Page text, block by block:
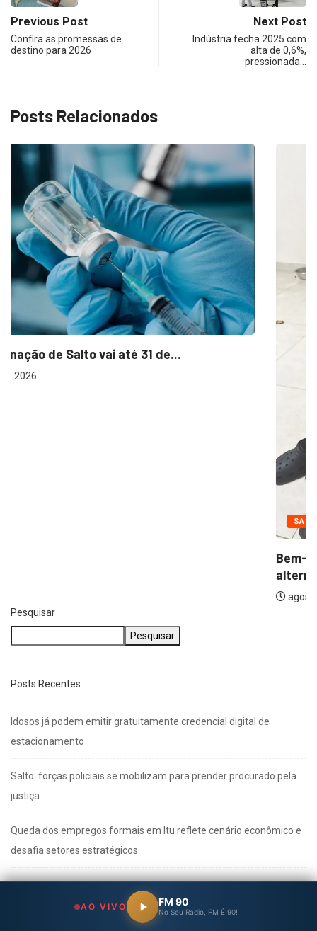
Previous Post
Confira as promessas de
destino para 2026
Next Post
Indústria fecha 2025 com
alta de 0,6%,
pressionada…
Posts Relacionados
Bem-estar animal: veterinária aposta em terapias
Pesquisar
Pesquisar
Posts Recentes
Idosos já podem emitir gratuitamente credencial digital de
estacionamento
Salto: forças policiais se mobilizam para prender procurado pela
justiça
Queda dos empregos formais em Itu reflete cenário econômico e
desafia setores estratégicos
Entenda o que muda com a nova Lei do Frete
Multivacinação de Salto vai até 31 de agosto
AO VIVO FM 90
No Seu Rádio, FM É 90!